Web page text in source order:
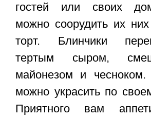
гостей или своих
можно соорудить их них
торт. Блинчики
тертым сыром,
майонезом и
можно украсить по
Приятного вам